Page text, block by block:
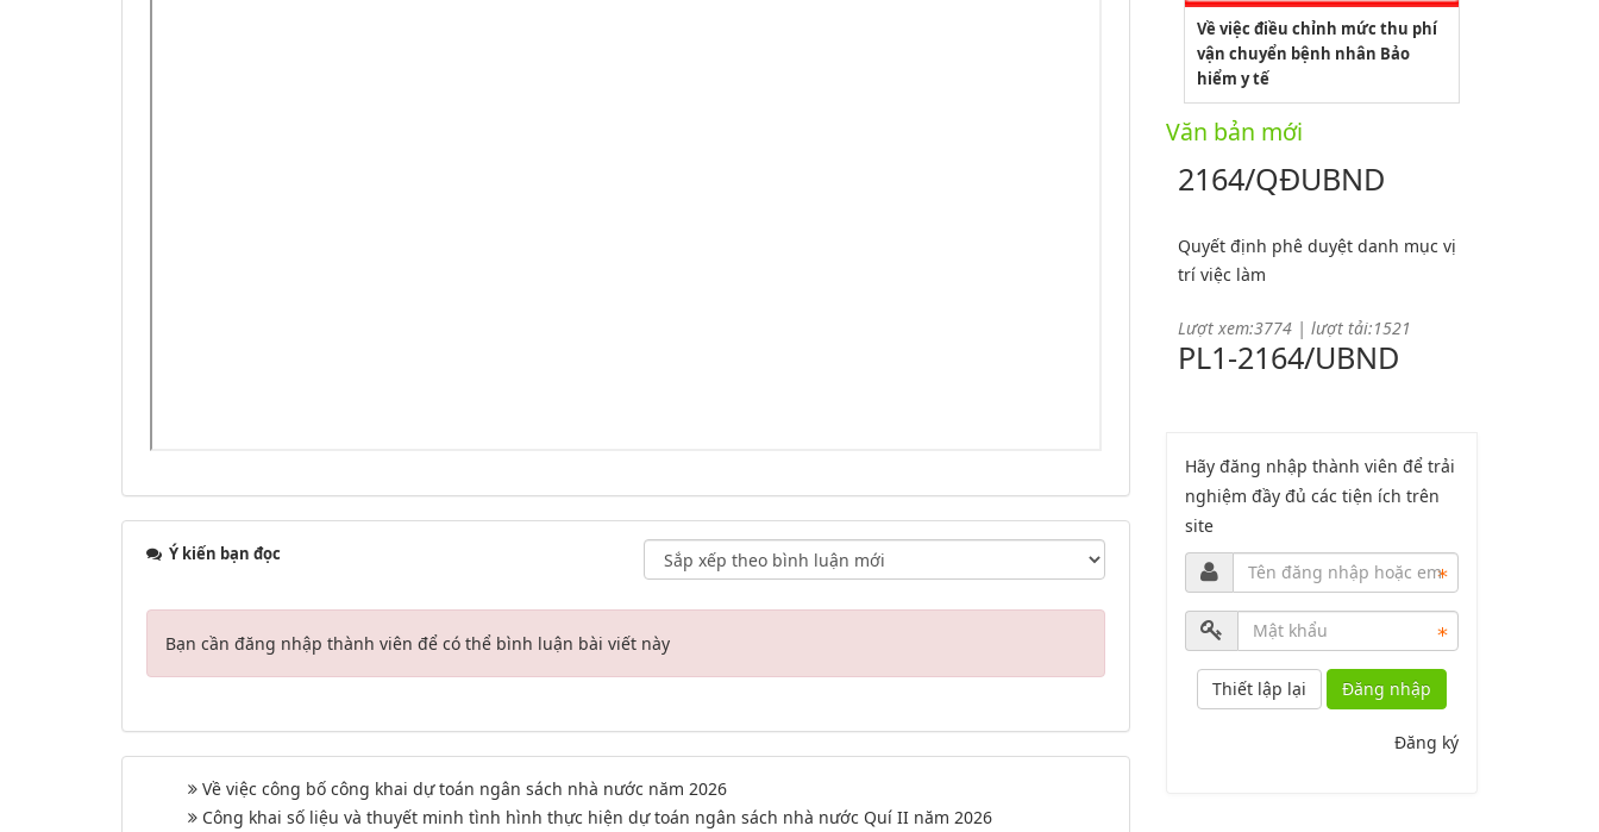
Ý kiến bạn đọc
Bạn cần đăng nhập thành viên để có thể bình luận bài viết này
Về việc công bố công khai dự toán ngân sách nhà nước năm 2026
Công khai số liệu và thuyết minh tình hình thực hiện dự toán ngân sách nhà nước Quí II năm 2026
Về việc điều chỉnh mức thu phí
vận chuyển bệnh nhân Bảo
hiểm y tế
Văn bản mới
2164/QĐUBND
Quyết định phê duyệt danh mục vị
trí việc làm
Lượt xem:3774 | lượt tải:1521
PL1-2164/UBND
Lượt xem:2046 | lượt tải:758
PL2-2164/UBND
2164
Lượt xem:2000 | lượt tải:1060
PL3-2164/UBND
Hãy đăng nhập thành viên để trải
nghiệm đầy đủ các tiện ích trên
site
Đăng nhập
Đăng ký